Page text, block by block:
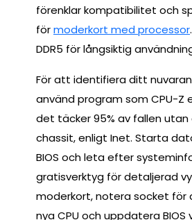
förenklar kompatibilitet och
förmoderkort med processor
DDR5 för långsiktig
För att identifiera ditt
använd program som CPU-Z
det täcker 95% av fallen
chassit, enligt Inet. Starta
BIOS och leta efter
gratisverktyg för detaljerad
moderkort, notera socket
nya CPU och uppdatera BIOS